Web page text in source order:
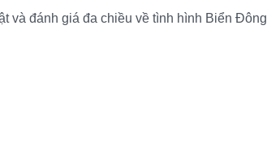
và đánh giá đa chiều về tình hình Biển Đông